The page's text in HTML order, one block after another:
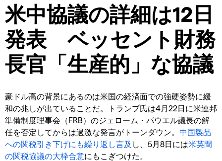
米中協議の詳細は12日
発表 ベッセント財務
長官「生産的」な協議
豪ドル高の背景にあるのは米国の経済面での強硬姿勢に緩
和の兆しが出ていることだ。トランプ氏は4月22日に米連邦
準備制度理事会（FRB）のジェローム・パウエル議長の解
任を否定してからは過激な発言がトーンダウン。 中国製品
への関税引き下げにも繰り返し言及 し、5月8日には米英間
の関税協議の大枠合意にもこぎつけた。